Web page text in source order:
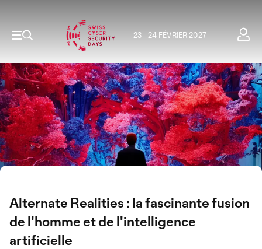
23 - 24 FÉVRIER 2027
Alternate Realities : la fascinante fusion
de l'homme et de l'intelligence
artificielle